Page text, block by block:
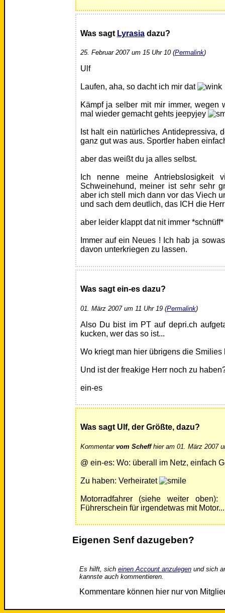
Was sagt Lyrasiadazu?
25. Februar 2007 um 15 Uhr 10 (Permalink)
Ulf
Laufen, aha, so dacht ich mir dat
Kämpf ja selber mit mir immer, wegen
mal wieder gemacht gehts jeepyjey
Ist halt ein natürliches Antidepressiva,
ganz gut was aus. Sportler haben
aber das weißt du ja alles selbst.
Ich nenne meine Antriebslosigkeit
Schweinehund, meiner ist sehr sehr
aber ich stell mich dann vor das Viech
und sach dem deutlich, das ICH die
aber leider klappt dat nit immer *schnüff*
Immer auf ein Neues ! Ich hab ja
davon unterkriegen zu lassen.
Was sagt ein-es dazu?
01. März 2007 um 11 Uhr 19 (Permalink)
Also Du bist im PT auf depri.ch
kucken, wer das so ist...
Wo kriegt man hier übrigens die Smilies
Und ist der freakige Herr noch zu
ein-es
Was sagt Ulf, der Größte, dazu?
Kommentar vom Scheffhier am 01. März 2007
@ ein-es: Wo: überall im Netz, einfach
Zu haben: Verheiratet
Motorradfahrer (siehe weiter
Führerschein für irgendetwas mit
Eigenen Senf dazugeben?
Es hilft, sich einen Account anzulegenund sich
kannste auch kommentieren.
Kommentare können hier nur von